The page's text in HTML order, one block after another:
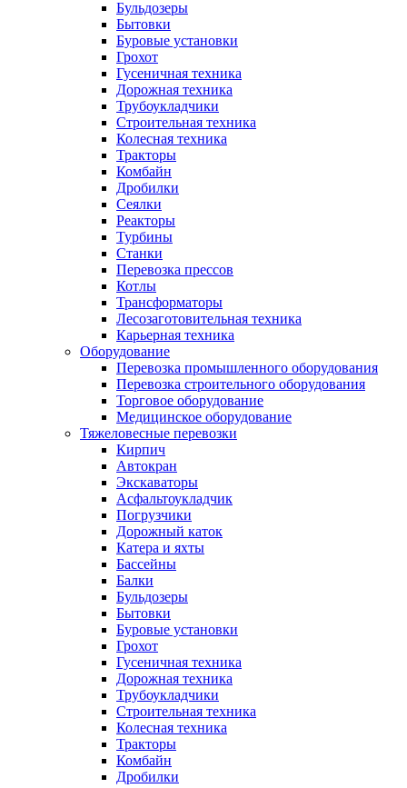
Бульдозеры
Бытовки
Буровые установки
Грохот
Гусеничная техника
Дорожная техника
Трубоукладчики
Строительная техника
Колесная техника
Тракторы
Комбайн
Дробилки
Сеялки
Реакторы
Турбины
Станки
Перевозка прессов
Котлы
Трансформаторы
Лесозаготовительная техника
Карьерная техника
Оборудование
Перевозка промышленного оборудования
Перевозка строительного оборудования
Торговое оборудование
Медицинское оборудование
Тяжеловесные перевозки
Кирпич
Автокран
Экскаваторы
Асфальтоукладчик
Погрузчики
Дорожный каток
Катера и яхты
Бассейны
Балки
Бульдозеры
Бытовки
Буровые установки
Грохот
Гусеничная техника
Дорожная техника
Трубоукладчики
Строительная техника
Колесная техника
Тракторы
Комбайн
Дробилки